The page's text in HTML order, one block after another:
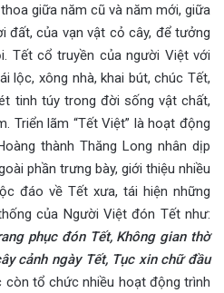
giữa năm cũ và năm mới, giữa
đất, của vạn vật cỏ cây, để tưởng
Tết cổ truyền của người Việt với
lộc, xông nhà, khai bút, chúc Tết,
tinh túy trong đời sống vật chất,
Triển lãm “Tết Việt” là hoạt động
thành Thăng Long nhân dịp
phần trưng bày, giới thiệu nhiều
đáo về Tết xưa, tái hiện những
của Người Việt đón Tết như:
phục đón Tết, Không gian thờ
cảnh ngày Tết, Tục xin chữ đầu
còn tổ chức nhiều hoạt động trình